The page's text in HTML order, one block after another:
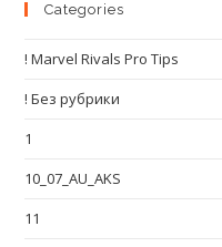
Categories
! Marvel Rivals Pro Tips
! Без рубрики
1
10_07_AU_AKS
11